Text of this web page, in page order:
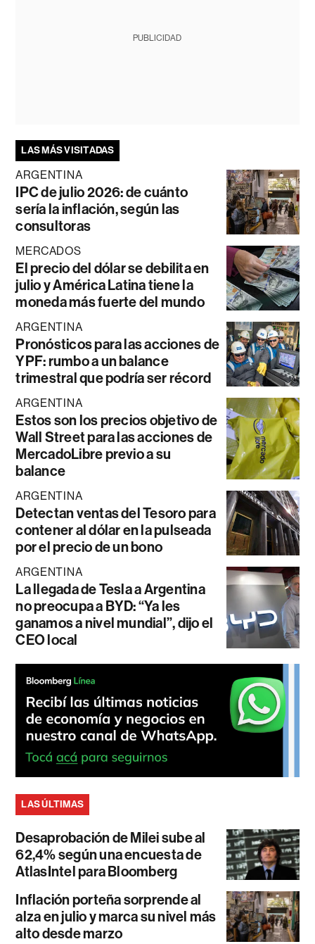
PUBLICIDAD
LAS MÁS VISITADAS
ARGENTINA
IPC de julio 2026: de cuánto
sería la inflación, según las
consultoras
MERCADOS
El precio del dólar se debilita en
julio y América Latina tiene la
moneda más fuerte del mundo
ARGENTINA
Pronósticos para las acciones de
YPF: rumbo a un balance
trimestral que podría ser récord
ARGENTINA
Estos son los precios objetivo de
Wall Street para las acciones de
MercadoLibre previo a su
balance
ARGENTINA
Detectan ventas del Tesoro para
contener al dólar en la pulseada
por el precio de un bono
ARGENTINA
La llegada de Tesla a Argentina
no preocupa a BYD: “Ya les
ganamos a nivel mundial”, dijo el
CEO local
LAS ÚLTIMAS
Desaprobación de Milei sube al
62,4% según una encuesta de
AtlasIntel para Bloomberg
Inflación porteña sorprende al
alza en julio y marca su nivel más
alto desde marzo